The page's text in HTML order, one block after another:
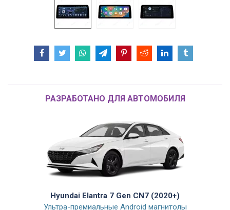
РАЗРАБОТАНО ДЛЯ АВТОМОБИЛЯ
Hyundai Elantra 7 Gen CN7 (2020+)
Ультра-премиальные Android магнитолы